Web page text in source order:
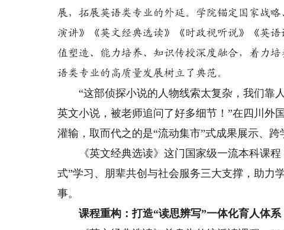
展，拓展英语类专业的外延。学院锚定国家战
演讲》《英文经典选读》《时政视听说》《英
值塑造、能力培养、知识传授深度融合，着力
语类专业的高质量发展树立了典范。
“这部侦探小说的人物线索太复杂，我们靠人
英文小说，被老师追问了好多细节！”在四川外
灌输，取而代之的是“流动集市”式成果展示、跨
《英文经典选读》这门国家级一流本科课程
式”学习、朋辈共创与社会服务三大支撑，助力
事。
课程重构：打造“读思辨写”一体化育人体系